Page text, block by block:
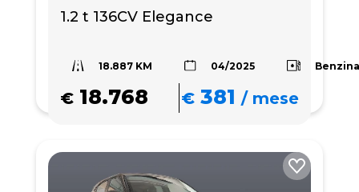
1.2 t 136CV Elegance
18.887 KM 04/2025
€ 18.768 € 381 /mese